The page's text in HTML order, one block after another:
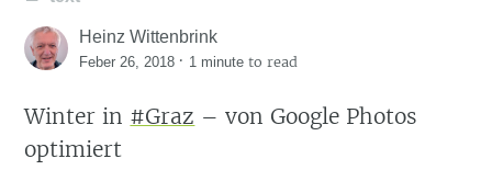
Heinz Wittenbrink
Feber 26, 2018 · 1 minute to read
Winter in #Graz – von Google Photos
optimiert